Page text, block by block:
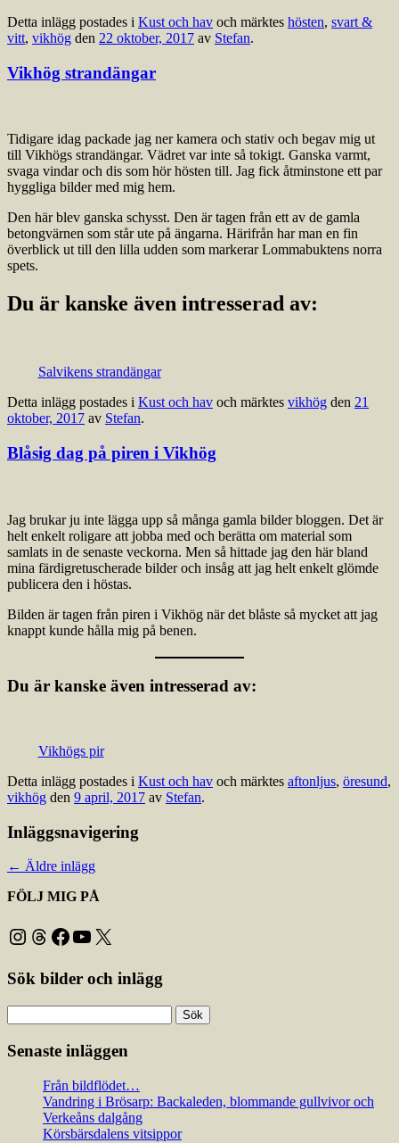
Detta inlägg postades i Kust och hav och märktes hösten, svart &
vitt, vikhög den 22 oktober, 2017 av Stefan.
Vikhög strandängar
Tidigare idag packade jag ner kamera och stativ och begav mig ut
till Vikhögs strandängar. Vädret var inte så tokigt. Ganska varmt,
svaga vindar och dis som hör hösten till. Jag fick åtminstone ett par
hyggliga bilder med mig hem.
Den här blev ganska schysst. Den är tagen från ett av de gamla
betongvärnen som står ute på ängarna. Härifrån har man en fin
överblick ut till den lilla udden som markerar Lommabuktens norra
spets.
Du är kanske även intresserad av:
Salvikens strandängar
Detta inlägg postades i Kust och hav och märktes vikhög den 21
oktober, 2017 av Stefan.
Blåsig dag på piren i Vikhög
Jag brukar ju inte lägga upp så många gamla bilder bloggen. Det är
helt enkelt roligare att jobba med och berätta om material som
samlats in de senaste veckorna. Men så hittade jag den här bland
mina färdigretuscherade bilder och insåg att jag helt enkelt glömde
publicera den i höstas.
Bilden är tagen från piren i Vikhög när det blåste så mycket att jag
knappt kunde hålla mig på benen.
Du är kanske även intresserad av:
Vikhögs pir
Detta inlägg postades i Kust och hav och märktes aftonljus, öresund,
vikhög den 9 april, 2017 av Stefan.
Inläggsnavigering
← Äldre inlägg
FÖLJ MIG PÅ
Instagram
Threads
Facebook
YouTube
X
Sök bilder och inlägg
efter:
Senaste inläggen
Från bildflödet…
Vandring i Brösarp: Backaleden, blommande gullvivor och
Verkeåns dalgång
Körsbärsdalens vitsippor